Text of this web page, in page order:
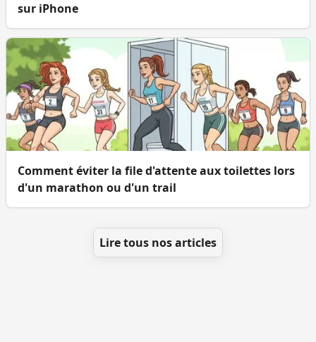
sur iPhone
Comment éviter la file d'attente aux toilettes lors
d'un marathon ou d'un trail
Lire tous nos articles